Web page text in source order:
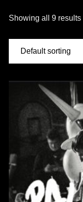
Showing all 9 results